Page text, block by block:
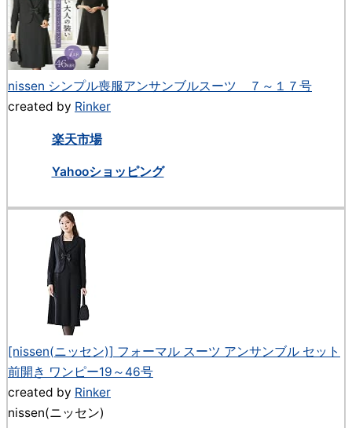
nissen シンプル喪服アンサンブルスーツ ７～１７号
created by Rinker
楽天市場
Yahooショッピング
[nissen(ニッセン)] フォーマル スーツ アンサンブル セット
前開き ワンピー19～46号
created by Rinker
nissen(ニッセン)